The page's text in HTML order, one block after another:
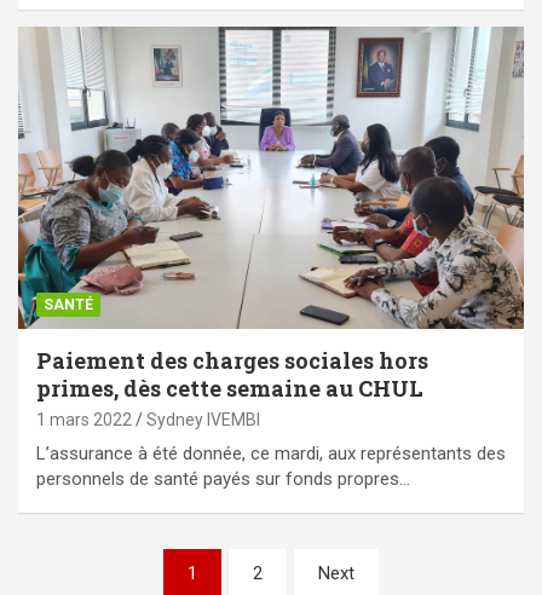
SANTÉ
Paiement des charges sociales hors
primes, dès cette semaine au CHUL
1 mars 2022 Sydney IVEMBI
L’assurance à été donnée, ce mardi, aux représentants des
personnels de santé payés sur fonds propres…
1 2 Next